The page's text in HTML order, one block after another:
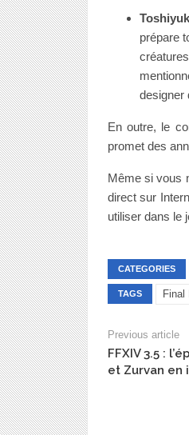
prépare
designer
En outre, le
promet des
Même si vous
direct sur
utiliser dans le
CATEGORIES
TAGS Final
Previous article
FFXIV 3.5 :
et Zurvan en